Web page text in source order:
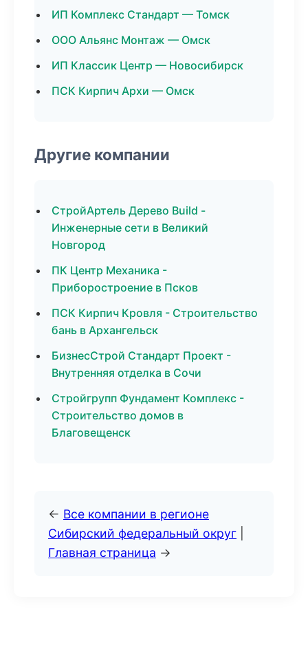
ИП Комплекс Стандарт — Томск
ООО Альянс Монтаж — Омск
ИП Классик Центр — Новосибирск
ПСК Кирпич Архи — Омск
Другие компании
СтройАртель Дерево Build -
Инженерные сети в Великий
Новгород
ПК Центр Механика -
Приборостроение в Псков
ПСК Кирпич Кровля - Строительство
бань в Архангельск
БизнесСтрой Стандарт Проект -
Внутренняя отделка в Сочи
Стройгрупп Фундамент Комплекс -
Строительство домов в
Благовещенск
← Все компании в регионе
Сибирский федеральный округ
Главная страница →